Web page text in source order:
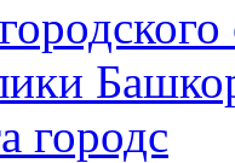
городс